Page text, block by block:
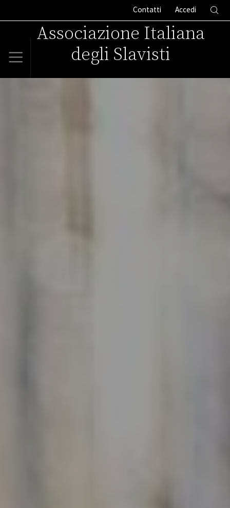
Contatti Accedi
Associazione Italiana
degli Slavisti